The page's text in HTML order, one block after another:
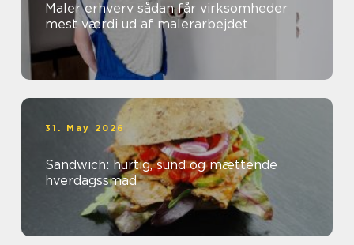
Maler erhverv sådan får virksomheder
mest værdi ud af malerarbejdet
31. May 2026
Sandwich: hurtig, sund og mættende
hverdagssmad